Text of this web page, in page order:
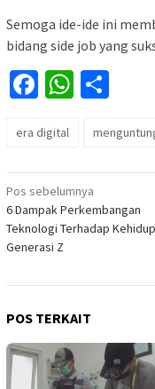
Semoga ide-ide ini
bidang side job yang
Facebook
era digital
Navigasi
pos
Pos sebelumnya
6 Dampak Perkembangan
Teknologi Terhadap
Generasi Z
POS TERKAIT